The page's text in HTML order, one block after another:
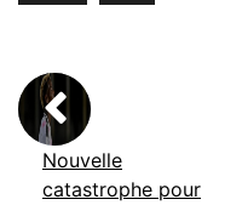
Nouvelle
catastrophe pour